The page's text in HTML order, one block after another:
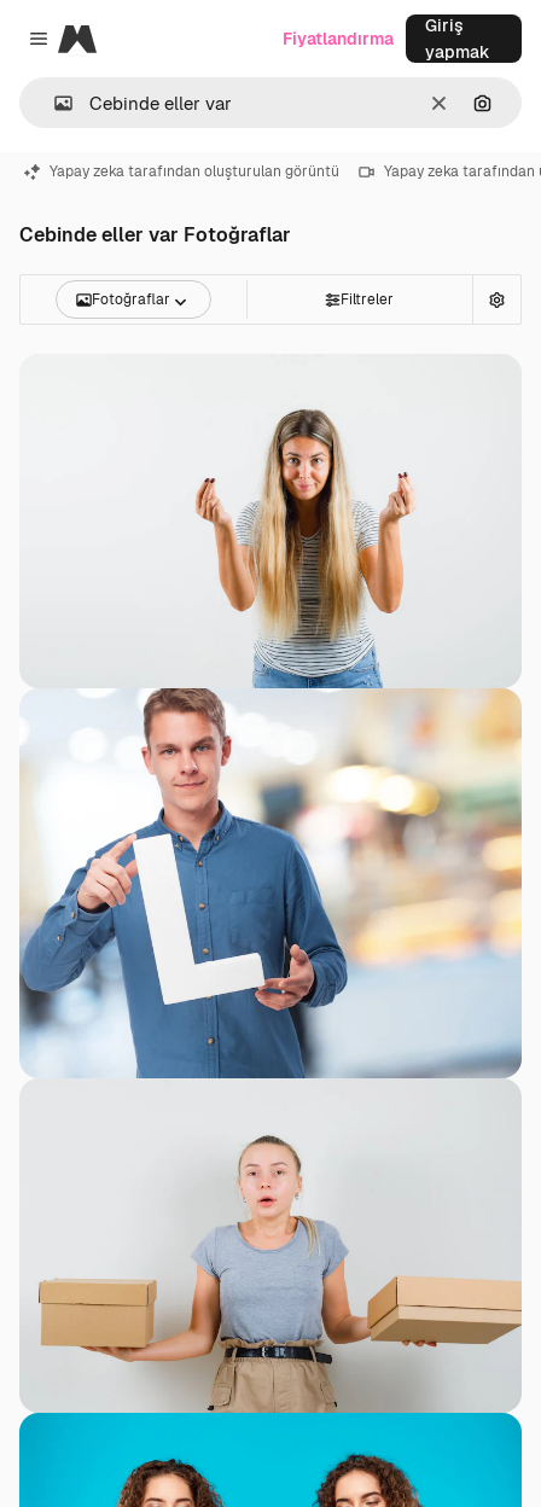
Close menu
Magnific
Temizlemek
Fiyatlandırma
Giriş
yapmak
Yapay zeka tarafından oluşturulan görüntü Yapay zeka
Cebinde eller var Fotoğraflar
Fotoğraflar Filtreler